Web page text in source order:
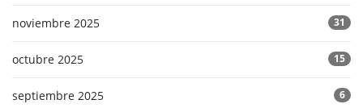
noviembre 2025 31
octubre 2025 15
septiembre 2025 6